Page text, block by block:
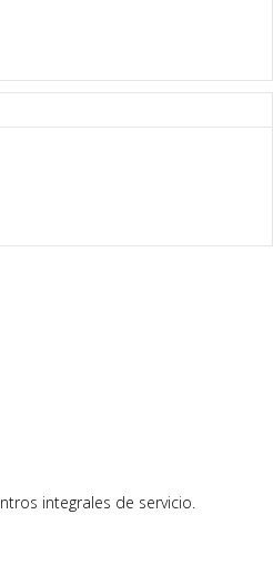
integrales de servicio.